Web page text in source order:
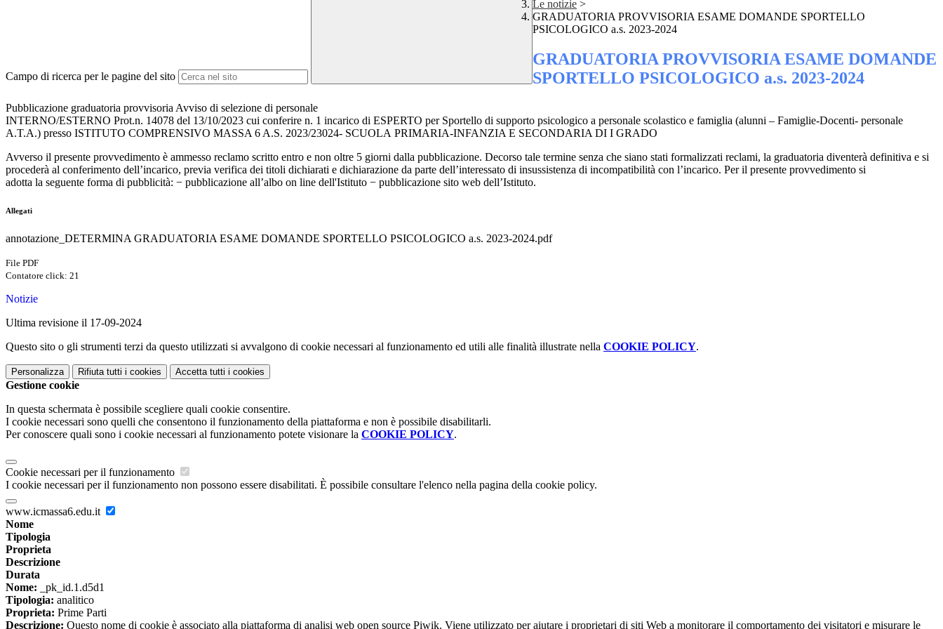
Campo di ricerca per le pagine del sito
Le notizie >
GRADUATORIA PROVVISORIA ESAME DOMANDE SPORTELLO
PSICOLOGICO a.s. 2023-2024
GRADUATORIA PROVVISORIA ESAME DOMANDE
SPORTELLO PSICOLOGICO a.s. 2023-2024
Pubblicazione graduatoria provvisoria Avviso di selezione di personale
INTERNO/ESTERNO Prot.n. 14078 del 13/10/2023 cui conferire n. 1 incarico di ESPERTO per Sportello di supporto psicologico a personale scolastico e famiglia (alunni – Famiglie-Docenti- personale
A.T.A.) presso ISTITUTO COMPRENSIVO MASSA 6 A.S. 2023/23024- SCUOLA PRIMARIA-INFANZIA E SECONDARIA DI I GRADO
Avverso il presente provvedimento è ammesso reclamo scritto entro e non oltre 5 giorni dalla pubblicazione. Decorso tale termine senza che siano stati formalizzati reclami, la graduatoria diventerà definitiva e si
procederà al conferimento dell’incarico, previa verifica dei titoli dichiarati e dichiarazione da parte dell’interessato di insussistenza di incompatibilità con l’incarico. Per il presente provvedimento si
adotta la seguente forma di pubblicità: − pubblicazione all’albo on line dell'Istituto − pubblicazione sito web dell’Istituto.
Allegati
annotazione_DETERMINA GRADUATORIA ESAME DOMANDE SPORTELLO PSICOLOGICO a.s. 2023-2024.pdf
File PDF
Contatore click: 21
Notizie
Ultima revisione il 17-09-2024
Questo sito o gli strumenti terzi da questo utilizzati si avvalgono di cookie necessari al funzionamento ed utili alle finalità illustrate nella COOKIE POLICY.
Personalizza Rifiuta tutti i cookies Accetta tutti i cookies
Gestione cookie
In questa schermata è possibile scegliere quali cookie consentire.
I cookie necessari sono quelli che consentono il funzionamento della piattaforma e non è possibile disabilitarli.
Per conoscere quali sono i cookie necessari al funzionamento potete visionare la COOKIE POLICY.
Cookie necessari per il funzionamento
I cookie necessari per il funzionamento non possono essere disabilitati. È possibile consultare l'elenco nella pagina della cookie policy.
www.icmassa6.edu.it
Nome
Tipologia
Proprieta
Descrizione
Durata
Nome: _pk_id.1.d5d1
Tipologia: analitico
Proprieta: Prime Parti
Descrizione: Questo nome di cookie è associato alla piattaforma di analisi web open source Piwik. Viene utilizzato per aiutare i proprietari di siti Web a monitorare il comportamento dei visitatori e misurare le